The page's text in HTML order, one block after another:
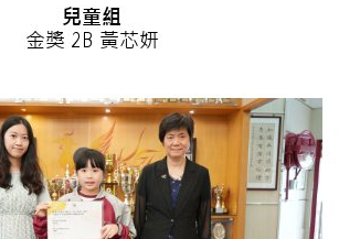
兒童組
金獎 2B 黃芯妍